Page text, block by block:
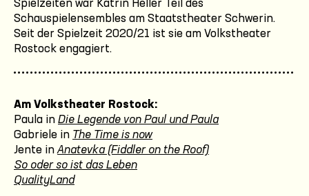
Spielzeiten war Katrin Heller Teil des
Schauspielensembles am Staatstheater Schwerin.
Seit der Spielzeit 2020/21 ist sie am Volkstheater
Rostock engagiert.
Am Volkstheater Rostock:
Paula in Die Legende von Paul und Paula
Gabriele in The Time is now
Jente in Anatevka (Fiddler on the Roof)
So oder so ist das Leben
QualityLand